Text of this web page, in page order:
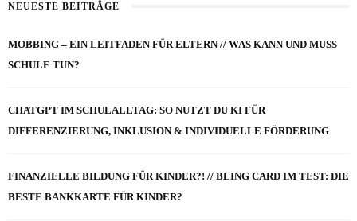
NEUESTE BEITRÄGE
MOBBING – EIN LEITFADEN FÜR ELTERN // WAS KANN UND MUSS
SCHULE TUN?
CHATGPT IM SCHULALLTAG: SO NUTZT DU KI FÜR
DIFFERENZIERUNG, INKLUSION & INDIVIDUELLE FÖRDERUNG
FINANZIELLE BILDUNG FÜR KINDER?! // BLING CARD IM TEST: DIE
BESTE BANKKARTE FÜR KINDER?